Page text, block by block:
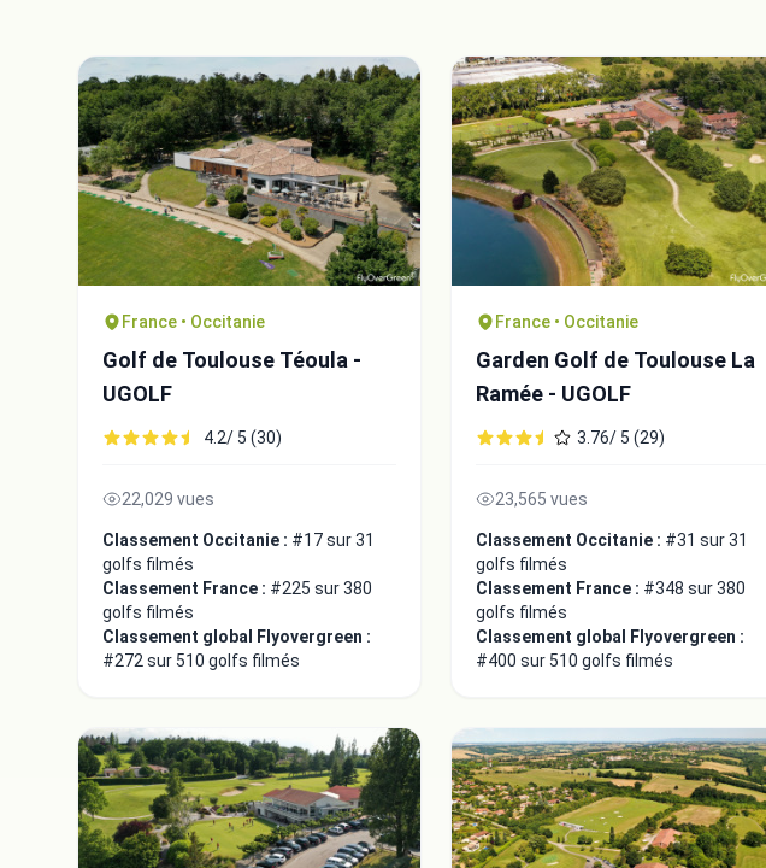
France • Occitanie
Golf de Toulouse Téoula -
UGOLF
4.2/ 5 (30)
22,029 vues
Classement Occitanie : #17 sur 31
golfs filmés
Classement France : #225 sur 380
golfs filmés
Classement global Flyovergreen :
#272 sur 510 golfs filmés
France • Occitanie
Garden Golf de Toulouse La
Ramée - UGOLF
3.76/ 5 (29)
23,565 vues
Classement Occitanie : #31 sur 31
golfs filmés
Classement France : #348 sur 380
golfs filmés
Classement global Flyovergreen :
#400 sur 510 golfs filmés